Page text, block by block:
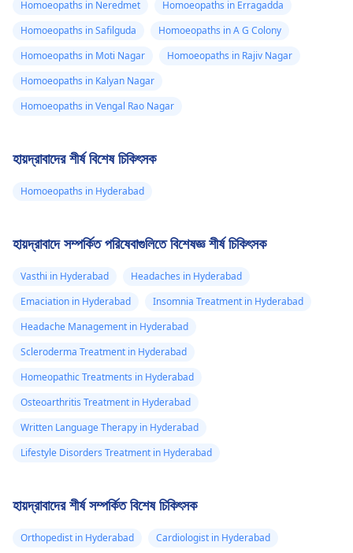
Homoeopaths in Neredmet
Homoeopaths in Erragadda
Homoeopaths in Safilguda
Homoeopaths in A G Colony
Homoeopaths in Moti Nagar
Homoeopaths in Rajiv Nagar
Homoeopaths in Kalyan Nagar
Homoeopaths in Vengal Rao Nagar
হায়দ্রাবাদের শীর্ষ বিশেষ চিকিৎসক
Homoeopaths in Hyderabad
হায়দ্রাবাদে সম্পর্কিত পরিষেবাগুলিতে বিশেষজ্ঞ শীর্ষ চিকিৎসক
Vasthi in Hyderabad
Headaches in Hyderabad
Emaciation in Hyderabad
Insomnia Treatment in Hyderabad
Headache Management in Hyderabad
Scleroderma Treatment in Hyderabad
Homeopathic Treatments in Hyderabad
Osteoarthritis Treatment in Hyderabad
Written Language Therapy in Hyderabad
Lifestyle Disorders Treatment in Hyderabad
হায়দ্রাবাদের শীর্ষ সম্পর্কিত বিশেষ চিকিৎসক
Orthopedist in Hyderabad
Cardiologist in Hyderabad